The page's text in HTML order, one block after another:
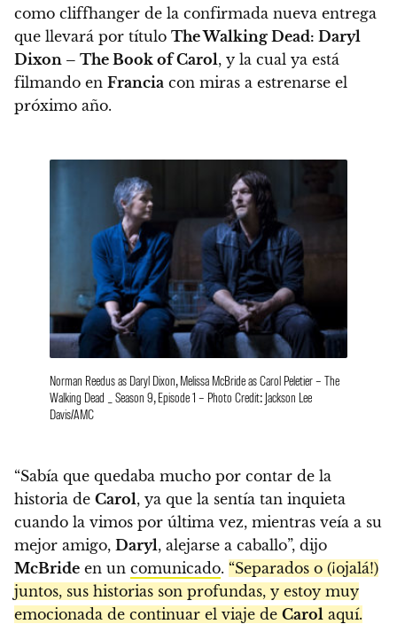
como cliffhanger de la confirmada nueva entrega
que llevará por título The Walking Dead: Daryl
Dixon – The Book of Carol, y la cual ya está
filmando en Francia con miras a estrenarse el
próximo año.
Norman Reedus as Daryl Dixon, Melissa McBride as Carol Peletier – The
Walking Dead _ Season 9, Episode 1 – Photo Credit: Jackson Lee
Davis/AMC
“Sabía que quedaba mucho por contar de la
historia de Carol, ya que la sentía tan inquieta
cuando la vimos por última vez, mientras veía a su
mejor amigo, Daryl, alejarse a caballo”, dijo
McBride en un comunicado. “Separados o (¡ojalá!)
juntos, sus historias son profundas, y estoy muy
emocionada de continuar el viaje de Carol aquí.